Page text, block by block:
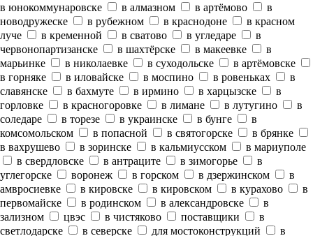
в юнокоммунаровске
в алмазном в артёмово
в
новодружеске
в рубежном в краснодоне
в красном
луче
в кременной в сватово в угледаре
в
червонопартизанске
в шахтёрске в макеевке
в
марьинке
в николаевке в суходольске
в артёмовске
в горняке
в иловайске в моспино в ровеньках
в
славянске
в бахмуте в ирмино в харцызске
в
горловке
в красногоровке в лимане в лутугино
в
соледаре
в торезе в украинске в бунге
в
комсомольском
в попасной в святогорске
в брянке
в вахрушево
в зоринске в кальмиусском
в мариуполе
в свердловске
в антраците в зимогорье
в
углегорске
воронеж в горском в дзержинском
в
амвросиевке
в кировске в кировском в курахово
в
первомайске
в родинском в александровске
в
зализном
цвэс в чистяково поставщики
в
светлодарске
в северске для мостоконструкций в